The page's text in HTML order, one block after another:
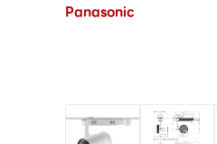
Panasonic